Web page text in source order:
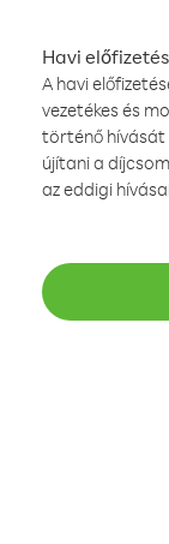
Havi
A havi
vezetékes és
történő hívását
újítani a
az eddigi